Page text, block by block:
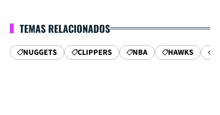
TEMAS RELACIONADOS
NUGGETS CLIPPERS NBA HAWKS